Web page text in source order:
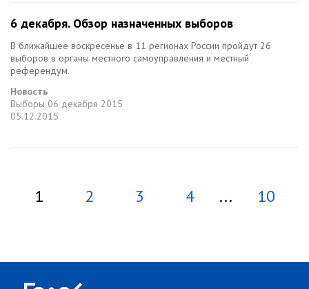
6 декабря. Обзор назначенных выборов
В ближайшее воскресенье в 11 регионах России пройдут 26
выборов в органы местного самоуправления и местный
референдум.
Новость
Выборы 06 декабря 2015
05.12.2015
1 2 3 4 ... 10